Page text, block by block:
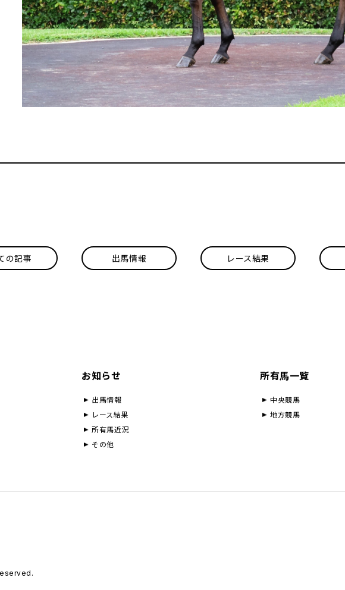
の記事 出馬情報 レース結果
お知らせ
出馬情報
レース結果
所有馬近況
その他
所有馬一覧
中央競馬
地方競馬